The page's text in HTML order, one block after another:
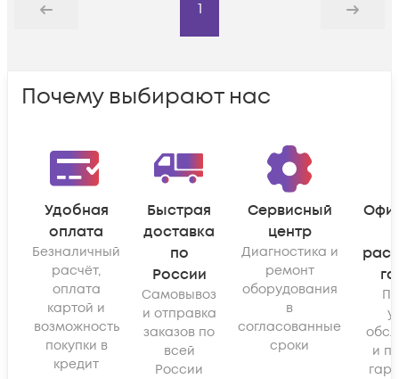
Назад
1
Дальше
Почему выбирают нас
Удобная
оплата
Безналичный
расчёт,
оплата
картой и
возможность
покупки в
кредит
Быстрая
доставка
по
России
Самовывоз
и отправка
заказов по
всей
России
Сервисный
центр
Диагностика и
ремонт
оборудования
в
согласованные
сроки
и